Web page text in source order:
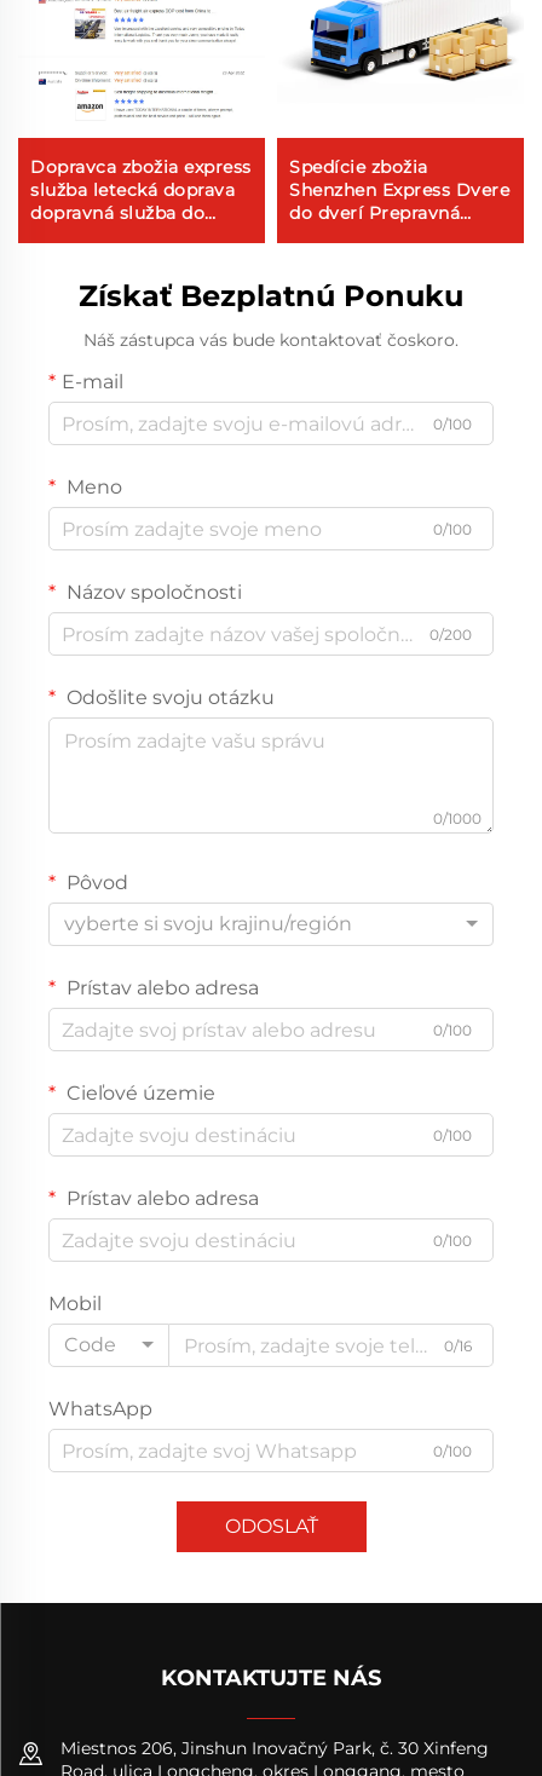
Dopravca zbožia express
služba letecká doprava
dopravná služba do
Spedície zbožia
Shenzhen Express Dvere
do dverí Prepravná
Globálny kúpca
Získať Bezplatnú Ponuku
Náš zástupca vás bude kontaktovať čoskoro.
E-mail
0/100
Meno
0/100
Názov spoločnosti
0/200
Odošlite svoju otázku
0/1000
Pôvod
vyberte si svoju krajinu/región
Prístav alebo adresa
0/100
Cieľové územie
0/100
Prístav alebo adresa
0/100
Mobil
Code
0/16
WhatsApp
0/100
ODOSLAŤ
KONTAKTUJTE NÁS
Miestnos 206, Jinshun Inovačný Park, č. 30 Xinfeng
Road, ulica Longcheng, okres Longgang, mesto